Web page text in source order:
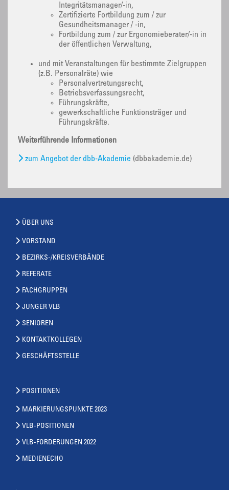
Integritätsmanager/-in,
Zertifizierte Fortbildung zum / zur
Gesundheitsmanager / -in,
Fortbildung zum / zur Ergonomieberater/-in in
der öffentlichen Verwaltung,
und mit Veranstaltungen für bestimmte Zielgruppen
(z.B. Personalräte) wie
Personalvertretungsrecht,
Betriebsverfassungsrecht,
Führungskräfte,
gewerkschaftliche Funktionsträger und
Führungskräfte.
Weiterführende Informationen
zum Angebot der dbb-Akademie (dbbakademie.de)
ÜBER UNS
VORSTAND
BEZIRKS-/KREISVERBÄNDE
REFERATE
FACHGRUPPEN
JUNGER VLB
SENIOREN
KONTAKTKOLLEGEN
GESCHÄFTSSTELLE
POSITIONEN
MARKIERUNGSPUNKTE 2023
VLB-POSITIONEN
VLB-FORDERUNGEN 2022
MEDIENECHO